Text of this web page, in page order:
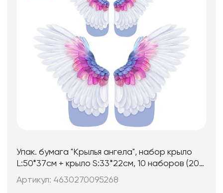
Упак. бумага "Крылья ангела", набор крыло
L:50*37см + крыло S:33*22см, 10 наборов (20
шт) /упак, белый с ярко-розовый
Артикул: 4630270095268